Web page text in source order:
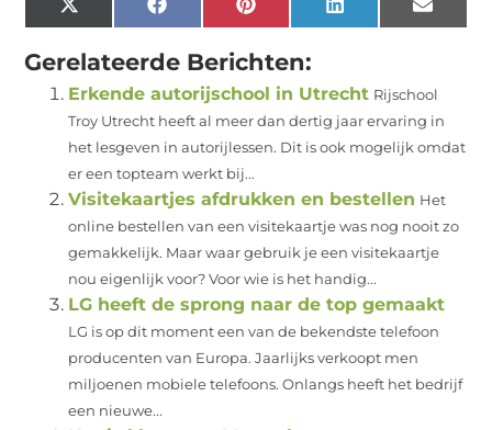
X
(Twitter)
FacebookPinterest LinkedIn Email
Gerelateerde Berichten:
Erkende autorijschool in Utrecht Rijschool
Troy Utrecht heeft al meer dan dertig jaar ervaring in
het lesgeven in autorijlessen. Dit is ook mogelijk omdat
er een topteam werkt bij...
Visitekaartjes afdrukken en bestellen Het
online bestellen van een visitekaartje was nog nooit zo
gemakkelijk. Maar waar gebruik je een visitekaartje
nou eigenlijk voor? Voor wie is het handig...
LG heeft de sprong naar de top gemaakt
LG is op dit moment een van de bekendste telefoon
producenten van Europa. Jaarlijks verkoopt men
miljoenen mobiele telefoons. Onlangs heeft het bedrijf
een nieuwe...